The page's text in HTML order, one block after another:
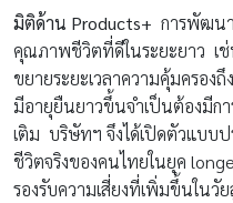
มิติด้าน Products+ การพัฒน
คุณภาพชีวิตที่ดีในระยะยาว เ
ขยายระยะเวลาความคุ้มครอง
มีอายุยืนยาวขึ้นจำเป็นต้องมีก
เติม บริษัทฯ จึงได้เปิดตัวแบบป
ชีวิตจริงของคนไทยในยุค
รองรับความเสี่ยงที่เพิ่มขึ้นในวั